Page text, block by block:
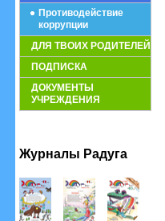
Противодействие
коррупции
ДЛЯ ТВОИХ РОДИТЕЛЕЙ
ПОДПИСКА
ДОКУМЕНТЫ
УЧРЕЖДЕНИЯ
Журналы Радуга